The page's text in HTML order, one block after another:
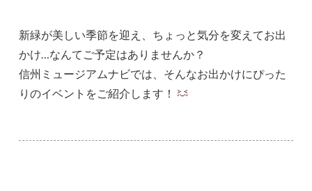
新緑が美しい季節を迎え、ちょっと気分を変えてお出
かけ…なんてご予定はありませんか？
信州ミュージアムナビでは、そんなお出かけにぴった
りのイベントをご紹介します！